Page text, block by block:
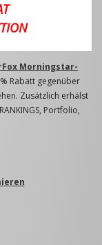
Morningstar-
Rabatt gegenüber
Zusätzlich erhälst
Portfolio,